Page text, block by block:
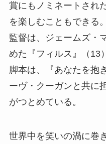
賞にもノミネートされ
を楽しむこともできる。
監督は、ジェームズ・
めた『フィルス』（13
脚本は、『あなたを抱
ーヴ・クーガンと共に
がつとめている。
世界中を笑いの渦に巻